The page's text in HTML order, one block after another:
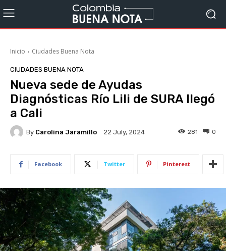
Inicio Ciudades Buena Nota
CIUDADES BUENA NOTA
Nueva sede de Ayudas
Diagnósticas Río Lili de SURA llegó
a Cali
By Carolina Jaramillo 22 July, 2024 0
281
Facebook Twitter Pinterest